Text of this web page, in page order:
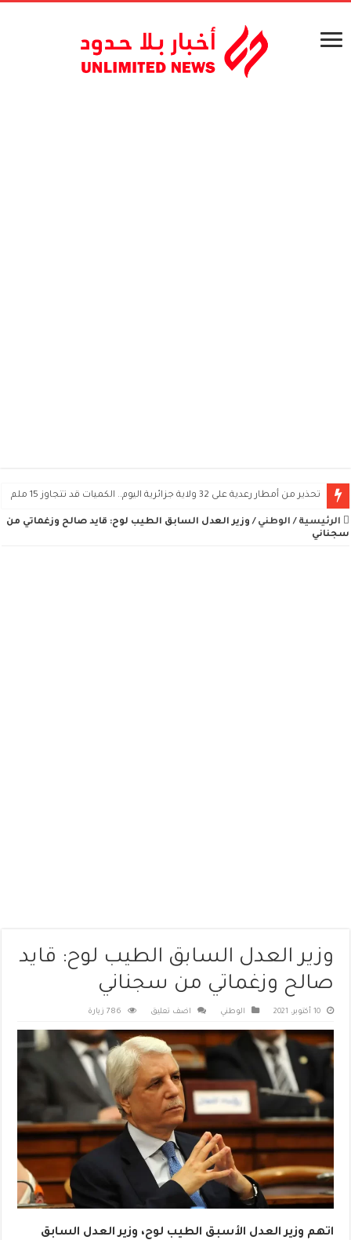
تحذير من أمطار رعدية على 32 ولاية جزائرية اليوم.. الكميات قد تتجاوز 15 ملم
الرئيسية / الوطني / وزير العدل السابق الطيب لوح: قايد صالح وزغماتي من
سجناني
وزير العدل السابق الطيب لوح: قايد
صالح وزغماتي من سجناني
10 أكتوبر، 2021 الوطني اضف تعليق 786 زيارة
اتهم وزير العدل الأسبق الطيب لوح، وزير العدل السابق